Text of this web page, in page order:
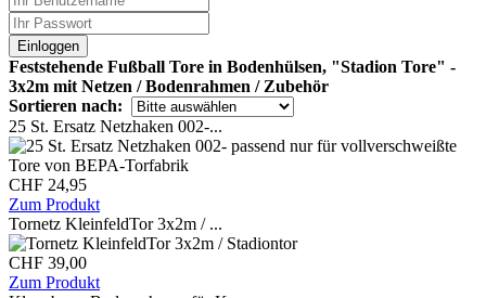
Einloggen
Feststehende Fußball Tore in Bodenhülsen, "Stadion Tore" -
3x2m mit Netzen / Bodenrahmen / Zubehör
Sortieren nach:
25 St. Ersatz Netzhaken 002-...
CHF 24,95
Zum Produkt
Tornetz KleinfeldTor 3x2m / ...
CHF 39,00
Zum Produkt